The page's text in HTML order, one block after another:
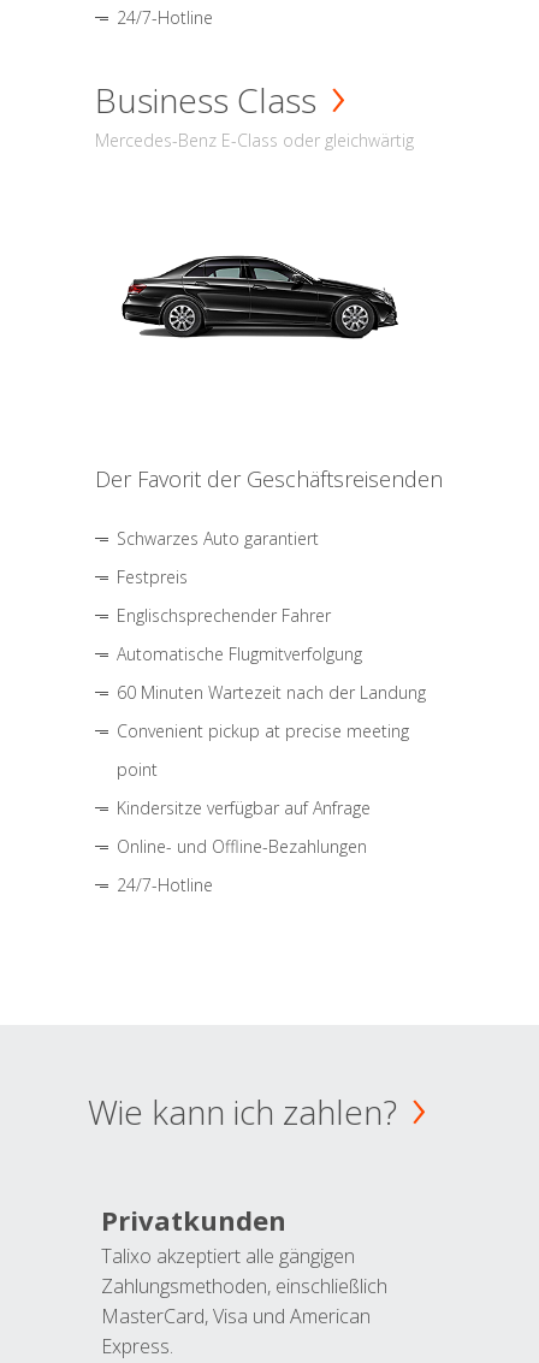
24/7-Hotline
Business Class
Mercedes-Benz E-Class oder gleichwärtig
Der Favorit der Geschäftsreisenden
Schwarzes Auto garantiert
Festpreis
Englischsprechender Fahrer
Automatische Flugmitverfolgung
60 Minuten Wartezeit nach der Landung
Convenient pickup at precise meeting
point
Kindersitze verfügbar auf Anfrage
Online- und Offline-Bezahlungen
24/7-Hotline
Wie kann ich zahlen?
Privatkunden
Talixo akzeptiert alle gängigen
Zahlungsmethoden, einschließlich
MasterCard, Visa und American
Express.